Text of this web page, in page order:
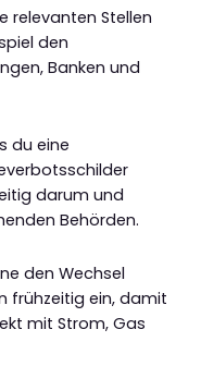
relevanten Stellen
den
Banken und
du eine
darum und
Behörden.
den Wechsel
frühzeitig ein, damit
mit Strom, Gas